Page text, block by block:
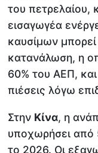
του πετρελαίου,
εισαγωγέα
καυσίμων μπορεί
κατανάλωση, η
60% του ΑΕΠ, και
πιέσεις λόγω
Στην Κίνα, η
υποχωρήσει από
το 2026. Οι